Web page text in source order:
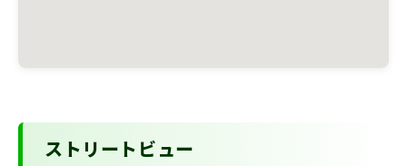
ストリートビュー